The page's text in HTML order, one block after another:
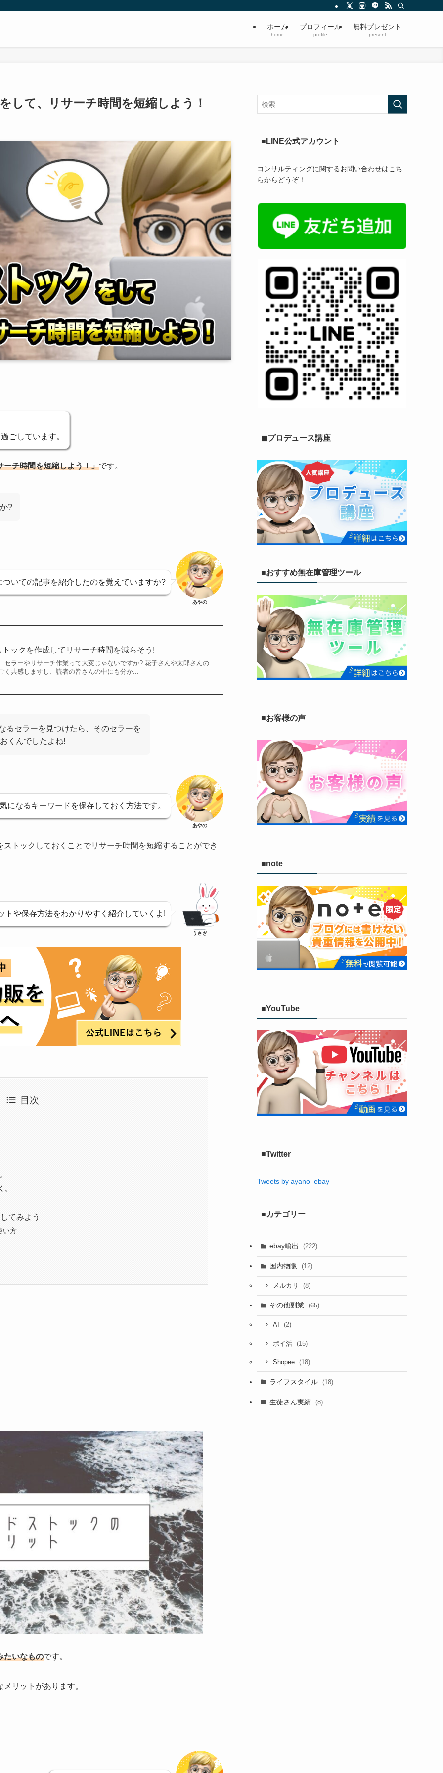
ホーム
home
プロフィール
profile
無料プレゼント
present
して、リサーチ時間を短縮しよう！
ごしています。
ーチ時間を短縮しよう！」です。
?
いての記事を紹介したのを覚えていますか?
あやの
ックを作成してリサーチ時間を減らそう!
セラーやリサーチ作業って大変じゃないですか? 花子さんや太郎さんの
く共感しますし、読者の皆さんの中にも分か...
るセラーを見つけたら、そのセラーを
くんでしたよね!
になるキーワードを保存しておく方法です。
あやの
トックしておくことでリサーチ時間を短縮することができ
トや保存方法をわかりやすく紹介していくよ!
うさぎ
目次
。
てみよう
い方
たいなものです。
リットがあります。
■LINE公式アカウント
コンサルティングに関するお問い合わせはこち
らからどうぞ！
◼︎プロデュース講座
■おすすめ無在庫管理ツール
■お客様の声
■note
■YouTube
■Twitter
Tweets by ayano_ebay
■カテゴリー
ebay輸出 (222)
国内物販 (12)
メルカリ (8)
その他副業 (65)
AI (2)
ポイ活 (15)
Shopee (18)
ライフスタイル (18)
生徒さん実績 (8)